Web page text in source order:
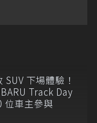
SUV 下場體驗！
Track Day
位車主參與